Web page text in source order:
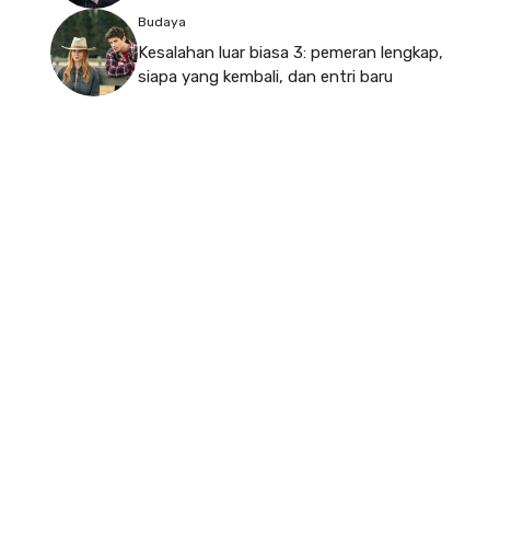
Budaya
Kesalahan luar biasa 3: pemeran lengkap,
siapa yang kembali, dan entri baru